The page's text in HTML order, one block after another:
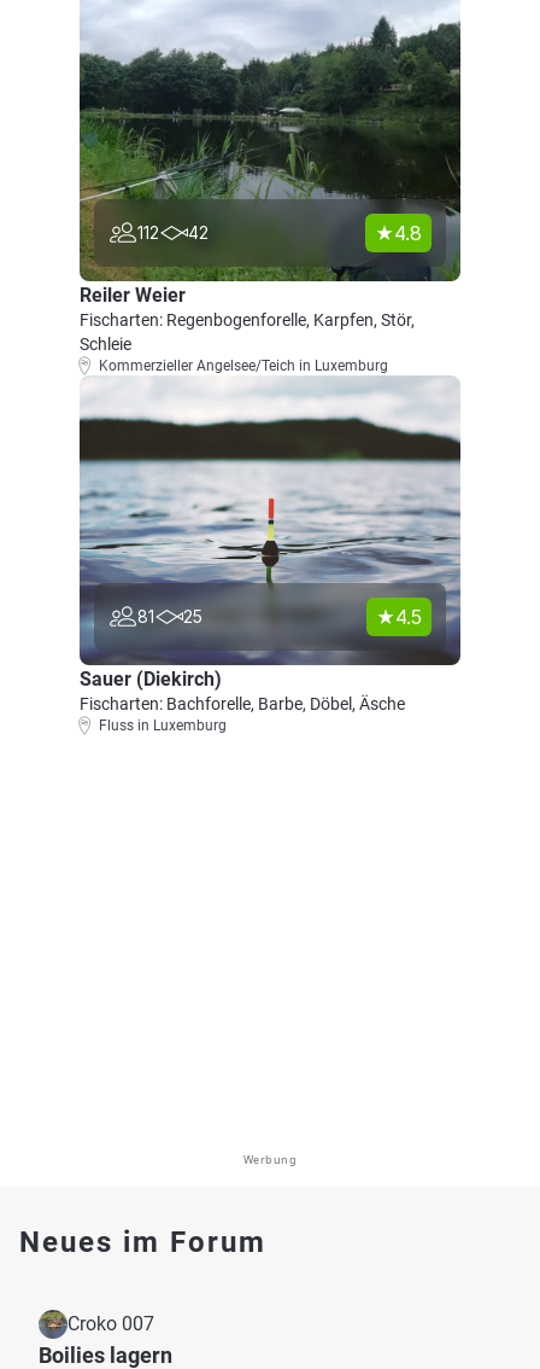
112 42 4.8
Reiler Weier
Fischarten: Regenbogenforelle, Karpfen, Stör,
Schleie
Kommerzieller Angelsee/Teich in Luxemburg
81 25 4.5
Sauer (Diekirch)
Fischarten: Bachforelle, Barbe, Döbel, Äsche
Fluss in Luxemburg
Werbung
Neues im Forum
Croko 007
Boilies lagern